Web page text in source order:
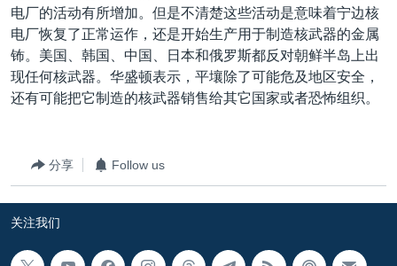
电厂的活动有所增加。但是不清楚这些活动是意味着宁边核
电厂恢复了正常运作，还是开始生产用于制造核武器的金属
钸。美国、韩国、中国、日本和俄罗斯都反对朝鲜半岛上出
现任何核武器。华盛顿表示，平壤除了可能危及地区安全，
还有可能把它制造的核武器销售给其它国家或者恐怖组织。
分享 Follow us
关注我们